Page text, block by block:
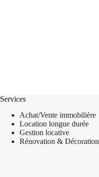
Services
Achat/Vente immobilière
Location longue durée
Gestion locative
Rénovation & Décoration